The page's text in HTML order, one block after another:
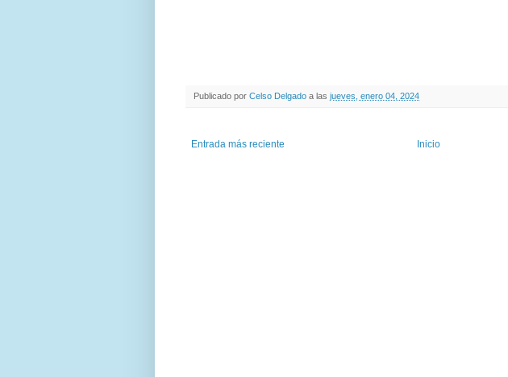
Publicado por Celso Delgado a las jueves, enero 04, 2024
Entrada más reciente Inicio